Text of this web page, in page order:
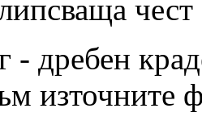
чест
- дребен
източните